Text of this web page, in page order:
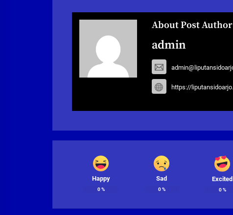
About Post Author
admin
https://
Happy
0%
Sad
0%
Excited
0%